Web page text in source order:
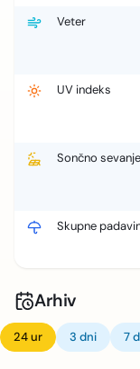
Veter
UV indeks
Sončno sevanje
Skupne
Arhiv
24 ur 3 dni 7